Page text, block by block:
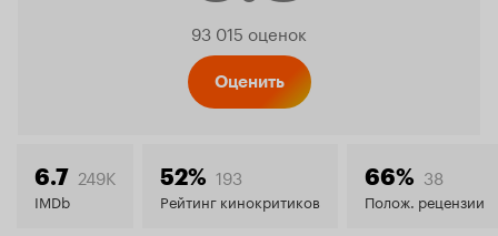
Рейтинг
6.8
93 015 оценок
Оценить
6.7 249K
IMDb
52% 193
Рейтинг кинокритиков
66% 38
Полож. рецензии